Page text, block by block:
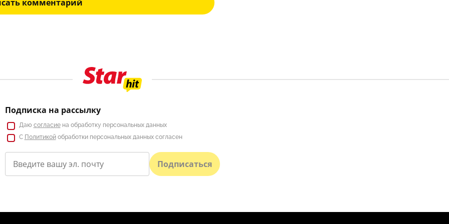
комментарий
Подписка на рассылку
Даю согласиена обработку персональных данных
С Политикойобработки персональных данных согласен
Подписаться